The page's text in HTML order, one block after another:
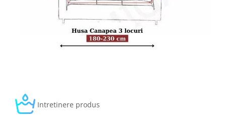
Intretinere produs